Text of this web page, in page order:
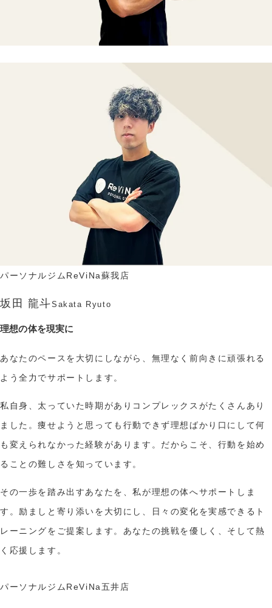
パーソナルジムReViNa蘇我店
坂田 龍斗Sakata Ryuto
理想の体を現実に
あなたのペースを大切にしながら、無理なく前向きに頑張れる
よう全力でサポートします。
私自身、太っていた時期がありコンプレックスがたくさんあり
ました。痩せようと思っても行動できず理想ばかり口にして何
も変えられなかった経験があります。だからこそ、行動を始め
ることの難しさを知っています。
その一歩を踏み出すあなたを、私が理想の体へサポートしま
す。励ましと寄り添いを大切にし、日々の変化を実感できるト
レーニングをご提案します。あなたの挑戦を優しく、そして熱
く応援します。
パーソナルジムReViNa五井店